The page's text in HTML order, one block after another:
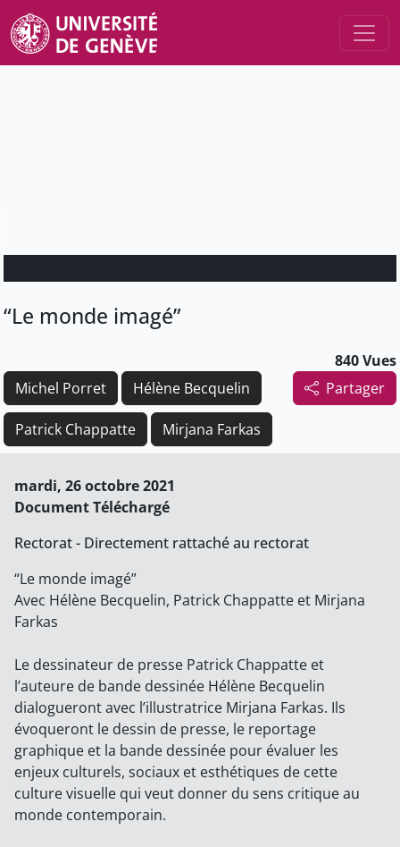
“Le monde imagé”
840 Vues
Partager
Michel Porret Hélène Becquelin
Patrick Chappatte Mirjana Farkas
mardi, 26 octobre 2021
Document Téléchargé
Rectorat - Directement rattaché au rectorat
“Le monde imagé”
Avec Hélène Becquelin, Patrick Chappatte et Mirjana
Farkas
Le dessinateur de presse Patrick Chappatte et
l’auteure de bande dessinée Hélène Becquelin
dialogueront avec l’illustratrice Mirjana Farkas. Ils
évoqueront le dessin de presse, le reportage
graphique et la bande dessinée pour évaluer les
enjeux culturels, sociaux et esthétiques de cette
culture visuelle qui veut donner du sens critique au
monde contemporain.